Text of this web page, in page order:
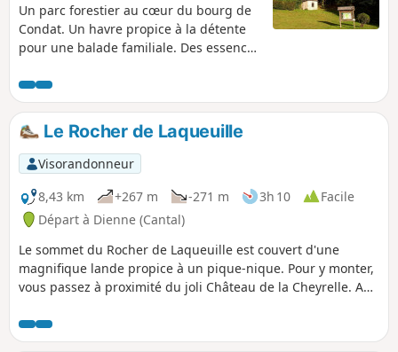
Un parc forestier au cœur du bourg de
Condat. Un havre propice à la détente
pour une balade familiale. Des essences
très chantante... respirez, écoutez,
relaxez-vous !
Le Rocher de Laqueuille
Visorandonneur
8,43 km
+267 m -271 m 3h 10
Facile
Départ à Dienne (Cantal)
Le sommet du Rocher de Laqueuille est couvert d'une
magnifique lande propice à un pique-nique. Pour y monter,
vous passez à proximité du joli Château de la Cheyrelle. Au
qui possède une remarquable église du XIIe siècle avec un
clocher à peigne et de très belles maisons anciennes.